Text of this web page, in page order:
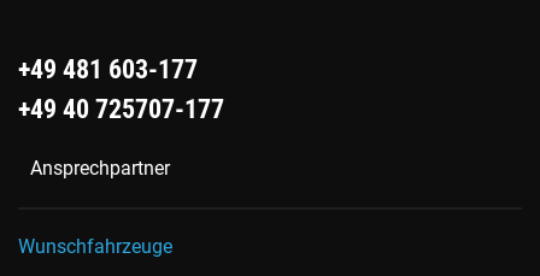
+49 481 603-177
+49 40 725707-177
Ansprechpartner
Wunschfahrzeuge